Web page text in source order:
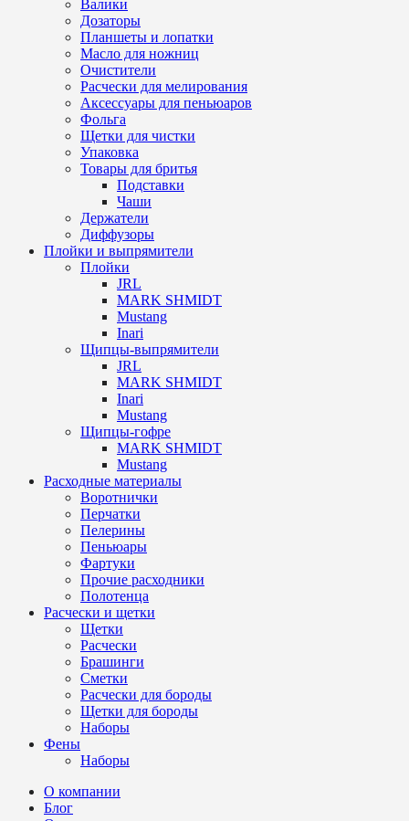
Валики
Дозаторы
Планшеты и лопатки
Масло для ножниц
Очистители
Расчески для мелирования
Аксессуары для пеньюаров
Фольга
Щетки для чистки
Упаковка
Товары для бритья
Подставки
Чаши
Держатели
Диффузоры
Плойки и выпрямители
Плойки
JRL
MARK SHMIDT
Mustang
Inari
Щипцы-выпрямители
JRL
MARK SHMIDT
Inari
Mustang
Щипцы-гофре
MARK SHMIDT
Mustang
Расходные материалы
Воротнички
Перчатки
Пелерины
Пеньюары
Фартуки
Прочие расходники
Полотенца
Расчески и щетки
Щетки
Расчески
Брашинги
Сметки
Расчески для бороды
Щетки для бороды
Наборы
Фены
Наборы
О компании
Блог